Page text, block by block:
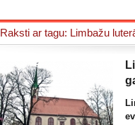
Raksti ar tagu: Limbažu